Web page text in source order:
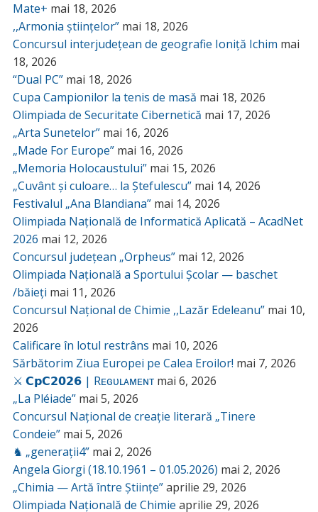
Mate+ mai 18, 2026
,,Armonia științelor” mai 18, 2026
Concursul interjudețean de geografie Ioniță Ichim mai
18, 2026
“Dual PC” mai 18, 2026
Cupa Campionilor la tenis de masă mai 18, 2026
Olimpiada de Securitate Cibernetică mai 17, 2026
„Arta Sunetelor” mai 16, 2026
„Made For Europe” mai 16, 2026
„Memoria Holocaustului” mai 15, 2026
„Cuvânt și culoare… la Ștefulescu” mai 14, 2026
Festivalul „Ana Blandiana” mai 14, 2026
Olimpiada Națională de Informatică Aplicată – AcadNet
2026 mai 12, 2026
Concursul județean „Orpheus” mai 12, 2026
Olimpiada Națională a Sportului Școlar — baschet
/băieți mai 11, 2026
Concursul Național de Chimie ,,Lazăr Edeleanu” mai 10,
2026
Calificare în lotul restrâns mai 10, 2026
Sărbătorim Ziua Europei pe Calea Eroilor! mai 7, 2026
⚔️ 𝗖𝗽𝗖𝟮𝟬𝟮𝟲 | Rᴇɢᴜʟᴀᴍᴇɴᴛ mai 6, 2026
„La Pléiade” mai 5, 2026
Concursul Național de creație literară „Tinere
Condeie” mai 5, 2026
♞ „generații4” mai 2, 2026
Angela Giorgi (18.10.1961 – 01.05.2026) mai 2, 2026
„Chimia — Artă între Științe”aprilie 29, 2026
Olimpiada Națională de Chimie aprilie 29, 2026